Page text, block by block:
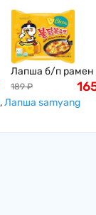
Лапша б/п рамен
вкусом острой
курицы и сыра
Бульдак (Buldak
189 ₽
,Лапша samyang